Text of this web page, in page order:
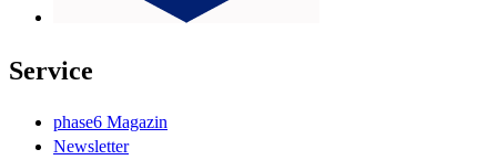
Service
phase6 Magazin
Newsletter